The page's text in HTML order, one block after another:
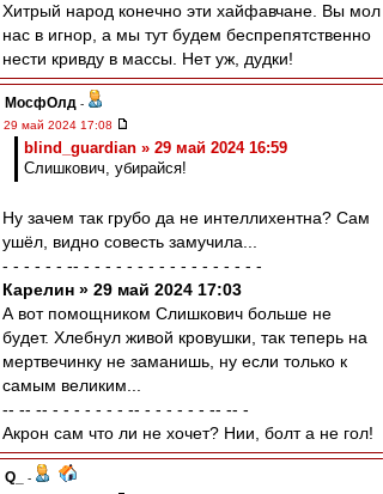
Хитрый народ конечно эти хайфавчане. Вы мол
нас в игнор, а мы тут будем беспрепятственно
нести кривду в массы. Нет уж, дудки!
МосфОлд -
29 май 2024 17:08
blind_guardian » 29 май 2024 16:59
Слишкович, убирайся!
Ну зачем так грубо да не интеллихентна? Сам
ушёл, видно совесть замучила...
- - - - - - -- - - - - - - - - - - - - - - - - -
Карелин » 29 май 2024 17:03
А вот помощником Слишкович больше не
будет. Хлебнул живой кровушки, так теперь на
мертвечинку не заманишь, ну если только к
самым великим...
-- -- -- - - - - - - - -- - - - - - - -- -- -
Акрон сам что ли не хочет? Нии, болт а не гол!
Q_
-